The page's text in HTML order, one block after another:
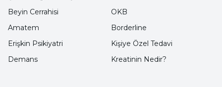
Dehidrasyon sıklıkla pankreatite eşlik eder,
semptomları ve komplikasyonları
kötüleştirebilir. Sıvı kaybını önlemek için
kişiye ilk 24-48 saat boyunca damar yoluyla sıvı
Beyin Cerrahisi
Amatem
Erişkin Psikiyatri
Demans
OKB
Borderline
Kişiye Özel Tedavi
Kreatinin Nedir?